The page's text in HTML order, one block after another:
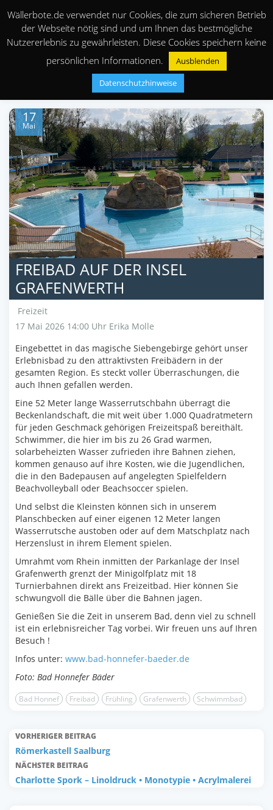
17
Mai
FREIBAD AUF DER INSEL
GRAFENWERTH
Freizeit
17 Mai 2026 14:00 Uhr Erika Molle
Eingebettet in das magische Siebengebirge gehört unser
Erlebnisbad zu den attraktivsten Freibädern in der
gesamten Region. Es steckt voller Überraschungen, die
auch Ihnen gefallen werden.
Eine 52 Meter lange Wasserrutschbahn überragt die
Beckenlandschaft, die mit weit über 1.000 Quadratmetern
für jeden Geschmack gehörigen Freizeitspaß bereithält.
Schwimmer, die hier im bis zu 26 Grad warmen,
solarbeheizten Wasser zufrieden ihre Bahnen ziehen,
kommen genauso auf ihre Kosten, wie die Jugendlichen,
die in den Badepausen auf angelegten Spielfeldern
Beachvolleyball oder Beachsoccer spielen.
Und selbst die Kleinsten können sich in unserem
Planschbecken auf einer eigenen 12 Meter langen
Wasserrutsche austoben oder auf dem Matschplatz nach
Herzenslust in ihrem Element spielen.
Umrahmt vom Rhein inmitten der Parkanlage der Insel
Grafenwerth grenzt der Minigolfplatz mit 18
Turnierbahnen direkt ans Freizeitbad. Hier können Sie
schwungvoll die Bälle über die Bahnen jagen.
Genießen Sie die Zeit in unserem Bad, denn viel zu schnell
ist ein erlebnisreicher Tag vorbei. Wir freuen uns auf Ihren
Besuch !
Infos unter: www.bad-honnefer-baeder.de
Foto: Bad Honnefer Bäder
Bad Honnef Freibad Frühling Grafenwerth Schwimmbad
VORHERIGER BEITRAG
Römerkastell Saalburg
NÄCHSTER BEITRAG
Charlotte Spork – Linoldruck • Monotypie • Acrylmalerei
Wällerbote.de verwendet nur Cookies, die zum sicheren Betrieb
der Webseite nötig sind und um Ihnen das bestmögliche
Nutzererlebnis zu gewährleisten. Diese Cookies speichern keine
persönlichen Informationen.
Ausblenden
Datenschutzhinweise